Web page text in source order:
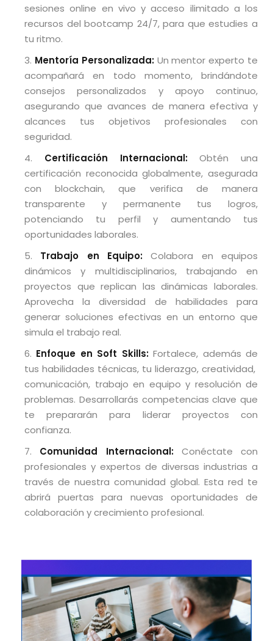
sesiones online en vivo y acceso ilimitado a los
recursos del bootcamp 24/7, para que estudies a
tu ritmo.
Mentoría Personalizada:Un mentor experto te
acompañará en todo momento, brindándote
consejos personalizados y apoyo continuo,
asegurando que avances de manera efectiva y
alcances tus objetivos profesionales con
seguridad.
Certificación Internacional:Obtén una
certificación reconocida globalmente, asegurada
con blockchain, que verifica de manera
transparente y permanente tus logros,
potenciando tu perfil y aumentando tus
oportunidades laborales.
Trabajo en Equipo: Colabora en equipos
dinámicos y multidisciplinarios, trabajando en
proyectos que replican las dinámicas laborales.
Aprovecha la diversidad de habilidades para
generar soluciones efectivas en un entorno que
simula el trabajo real.
Enfoque en Soft Skills:Fortalece, además de
tus habilidades técnicas, tu liderazgo, creatividad,
comunicación, trabajo en equipo y resolución de
problemas. Desarrollarás competencias clave que
te prepararán para liderar proyectos con
confianza.
Comunidad Internacional:Conéctate con
profesionales y expertos de diversas industrias a
través de nuestra comunidad global. Esta red te
abrirá puertas para nuevas oportunidades de
colaboración y crecimiento profesional.